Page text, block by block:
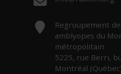
Adresse :
Regroupement
amblyopes du
métropolitain
5225, rue Berri,
Montréal